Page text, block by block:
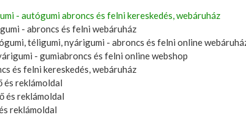
- autógumi abroncs és felni kereskedés, webáruház
- abroncs és felni webáruház
téligumi, nyárigumi - abroncs és felni online
- gumiabroncs és felni online webshop
és felni kereskedés, webáruház
és reklámoldal
és reklámoldal
reklámoldal